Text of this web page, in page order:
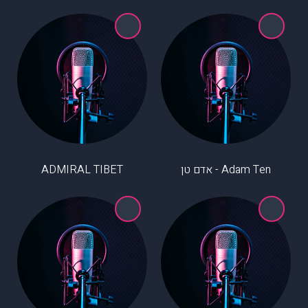
Adam Ten - אדם טן ADMIRAL TIBET